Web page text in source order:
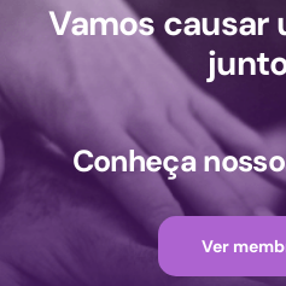
Vamos causar
Conheça
Ver